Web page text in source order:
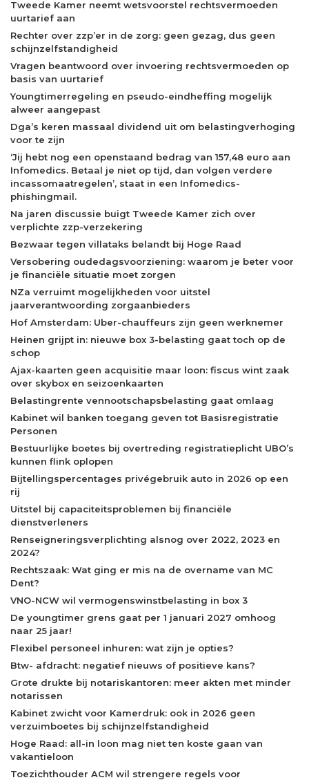
Tweede Kamer neemt wetsvoorstel rechtsvermoeden
uurtarief aan
Rechter over zzp’er in de zorg: geen gezag, dus geen
schijnzelfstandigheid
Vragen beantwoord over invoering rechtsvermoeden op
basis van uurtarief
Youngtimerregeling en pseudo-eindheffing mogelijk
alweer aangepast
Dga’s keren massaal dividend uit om belastingverhoging
voor te zijn
‘Jij hebt nog een openstaand bedrag van 157,48 euro aan
Infomedics. Betaal je niet op tijd, dan volgen verdere
incassomaatregelen’, staat in een Infomedics-
phishingmail.
Na jaren discussie buigt Tweede Kamer zich over
verplichte zzp-verzekering
Bezwaar tegen villataks belandt bij Hoge Raad
Versobering oudedagsvoorziening: waarom je beter voor
je financiële situatie moet zorgen
NZa verruimt mogelijkheden voor uitstel
jaarverantwoording zorgaanbieders
Hof Amsterdam: Uber-chauffeurs zijn geen werknemer
Heinen grijpt in: nieuwe box 3-belasting gaat toch op de
schop
Ajax-kaarten geen acquisitie maar loon: fiscus wint zaak
over skybox en seizoenkaarten
Belastingrente vennootschapsbelasting gaat omlaag
Kabinet wil banken toegang geven tot Basisregistratie
Personen
Bestuurlijke boetes bij overtreding registratieplicht UBO’s
kunnen flink oplopen
Bijtellingspercentages privégebruik auto in 2026 op een
rij
Uitstel bij capaciteitsproblemen bij financiële
dienstverleners
Renseigneringsverplichting alsnog over 2022, 2023 en
2024?
Rechtszaak: Wat ging er mis na de overname van MC
Dent?
VNO-NCW wil vermogenswinstbelasting in box 3
De youngtimer grens gaat per 1 januari 2027 omhoog
naar 25 jaar!
Flexibel personeel inhuren: wat zijn je opties?
Btw- afdracht: negatief nieuws of positieve kans?
Grote drukte bij notariskantoren: meer akten met minder
notarissen
Kabinet zwicht voor Kamerdruk: ook in 2026 geen
verzuimboetes bij schijnzelfstandigheid
Hoge Raad: all-in loon mag niet ten koste gaan van
vakantieloon
Toezichthouder ACM wil strengere regels voor